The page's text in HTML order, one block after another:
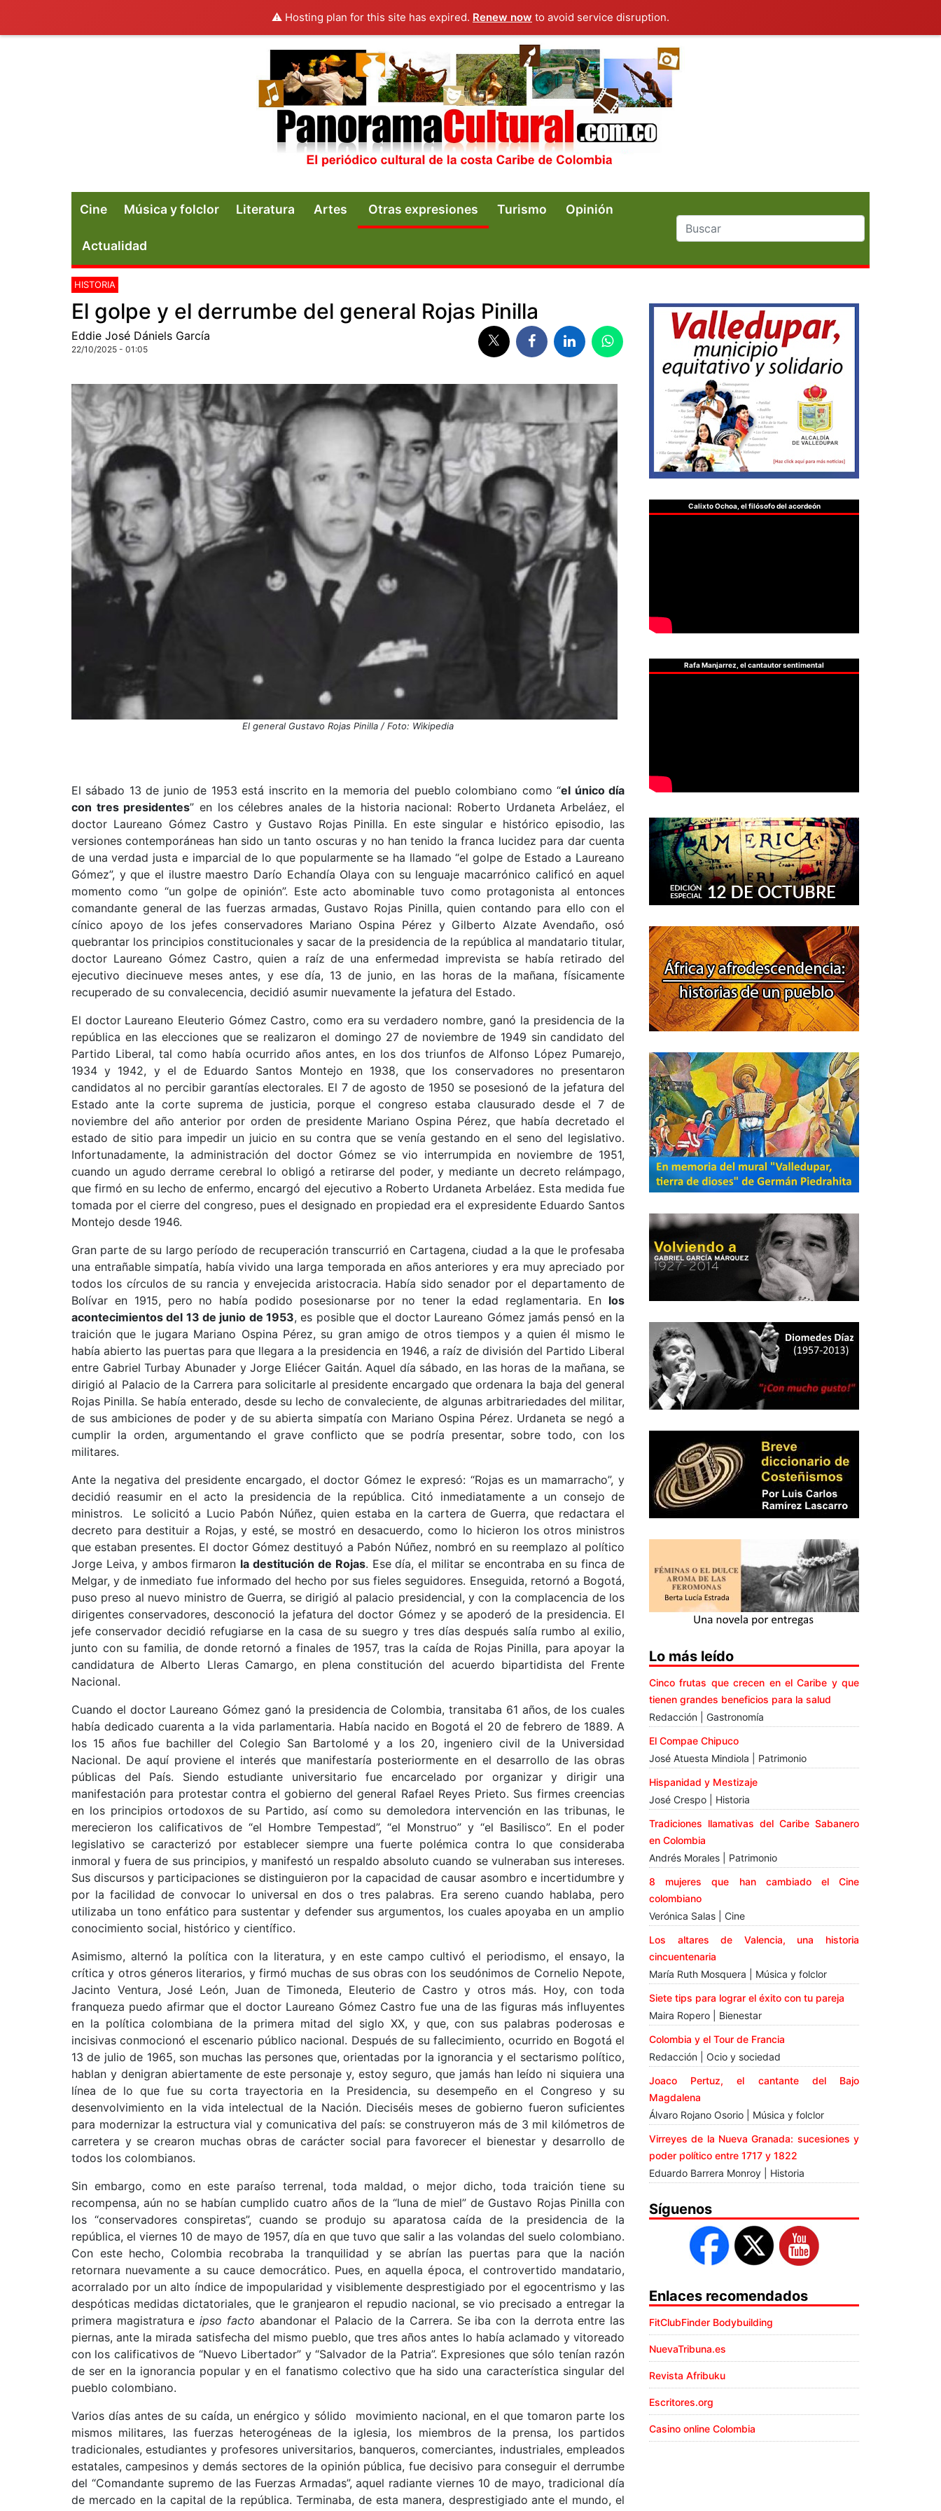
⚠️ Hosting plan for this site has expired. Renew now to avoid service disruption.
Cine Música y folclor Literatura Artes Otras expresiones Turismo Opinión
Actualidad
HISTORIA
El golpe y el derrumbe del general Rojas Pinilla
Eddie José Dániels García
22/10/2025 - 01:05
El general Gustavo Rojas Pinilla / Foto: Wikipedia
El sábado 13 de junio de 1953 está inscrito en la memoria del pueblo colombiano como “el único día
con tres presidentes” en los célebres anales de la historia nacional: Roberto Urdaneta Arbeláez, el
doctor Laureano Gómez Castro y Gustavo Rojas Pinilla. En este singular e histórico episodio, las
versiones contemporáneas han sido un tanto oscuras y no han tenido la franca lucidez para dar cuenta
de una verdad justa e imparcial de lo que popularmente se ha llamado “el golpe de Estado a Laureano
Gómez”, y que el ilustre maestro Darío Echandía Olaya con su lenguaje macarrónico calificó en aquel
momento como “un golpe de opinión”. Este acto abominable tuvo como protagonista al entonces
comandante general de las fuerzas armadas, Gustavo Rojas Pinilla, quien contando para ello con el
cínico apoyo de los jefes conservadores Mariano Ospina Pérez y Gilberto Alzate Avendaño, osó
quebrantar los principios constitucionales y sacar de la presidencia de la república al mandatario titular,
doctor Laureano Gómez Castro, quien a raíz de una enfermedad imprevista se había retirado del
ejecutivo diecinueve meses antes, y ese día, 13 de junio, en las horas de la mañana, físicamente
recuperado de su convalecencia, decidió asumir nuevamente la jefatura del Estado.
El doctor Laureano Eleuterio Gómez Castro, como era su verdadero nombre, ganó la presidencia de la
república en las elecciones que se realizaron el domingo 27 de noviembre de 1949 sin candidato del
Partido Liberal, tal como había ocurrido años antes, en los dos triunfos de Alfonso López Pumarejo,
1934 y 1942, y el de Eduardo Santos Montejo en 1938, que los conservadores no presentaron
candidatos al no percibir garantías electorales. El 7 de agosto de 1950 se posesionó de la jefatura del
Estado ante la corte suprema de justicia, porque el congreso estaba clausurado desde el 7 de
noviembre del año anterior por orden de presidente Mariano Ospina Pérez, que había decretado el
estado de sitio para impedir un juicio en su contra que se venía gestando en el seno del legislativo.
Infortunadamente, la administración del doctor Gómez se vio interrumpida en noviembre de 1951,
cuando un agudo derrame cerebral lo obligó a retirarse del poder, y mediante un decreto relámpago,
que firmó en su lecho de enfermo, encargó del ejecutivo a Roberto Urdaneta Arbeláez. Esta medida fue
tomada por el cierre del congreso, pues el designado en propiedad era el expresidente Eduardo Santos
Montejo desde 1946.
Gran parte de su largo período de recuperación transcurrió en Cartagena, ciudad a la que le profesaba
una entrañable simpatía, había vivido una larga temporada en años anteriores y era muy apreciado por
todos los círculos de su rancia y envejecida aristocracia. Había sido senador por el departamento de
Bolívar en 1915, pero no había podido posesionarse por no tener la edad reglamentaria. En los
acontecimientos del 13 de junio de 1953, es posible que el doctor Laureano Gómez jamás pensó en la
traición que le jugara Mariano Ospina Pérez, su gran amigo de otros tiempos y a quien él mismo le
había abierto las puertas para que llegara a la presidencia en 1946, a raíz de división del Partido Liberal
entre Gabriel Turbay Abunader y Jorge Eliécer Gaitán. Aquel día sábado, en las horas de la mañana, se
dirigió al Palacio de la Carrera para solicitarle al presidente encargado que ordenara la baja del general
Rojas Pinilla. Se había enterado, desde su lecho de convaleciente, de algunas arbitrariedades del militar,
de sus ambiciones de poder y de su abierta simpatía con Mariano Ospina Pérez. Urdaneta se negó a
cumplir la orden, argumentando el grave conflicto que se podría presentar, sobre todo, con los
militares.
Ante la negativa del presidente encargado, el doctor Gómez le expresó: “Rojas es un mamarracho”, y
decidió reasumir en el acto la presidencia de la república. Citó inmediatamente a un consejo de
ministros. Le solicitó a Lucio Pabón Núñez, quien estaba en la cartera de Guerra, que redactara el
decreto para destituir a Rojas, y esté, se mostró en desacuerdo, como lo hicieron los otros ministros
que estaban presentes. El doctor Gómez destituyó a Pabón Núñez, nombró en su reemplazo al político
Jorge Leiva, y ambos firmaron la destitución de Rojas. Ese día, el militar se encontraba en su finca de
Melgar, y de inmediato fue informado del hecho por sus fieles seguidores. Enseguida, retornó a Bogotá,
puso preso al nuevo ministro de Guerra, se dirigió al palacio presidencial, y con la complacencia de los
dirigentes conservadores, desconoció la jefatura del doctor Gómez y se apoderó de la presidencia. El
jefe conservador decidió refugiarse en la casa de su suegro y tres días después salía rumbo al exilio,
junto con su familia, de donde retornó a finales de 1957, tras la caída de Rojas Pinilla, para apoyar la
candidatura de Alberto Lleras Camargo, en plena constitución del acuerdo bipartidista del Frente
Nacional.
Cuando el doctor Laureano Gómez ganó la presidencia de Colombia, transitaba 61 años, de los cuales
había dedicado cuarenta a la vida parlamentaria. Había nacido en Bogotá el 20 de febrero de 1889. A
los 15 años fue bachiller del Colegio San Bartolomé y a los 20, ingeniero civil de la Universidad
Nacional. De aquí proviene el interés que manifestaría posteriormente en el desarrollo de las obras
públicas del País. Siendo estudiante universitario fue encarcelado por organizar y dirigir una
manifestación para protestar contra el gobierno del general Rafael Reyes Prieto. Sus firmes creencias
en los principios ortodoxos de su Partido, así como su demoledora intervención en las tribunas, le
merecieron los calificativos de “el Hombre Tempestad”, “el Monstruo” y “el Basilisco”. En el poder
legislativo se caracterizó por establecer siempre una fuerte polémica contra lo que consideraba
inmoral y fuera de sus principios, y manifestó un respaldo absoluto cuando se vulneraban sus intereses.
Sus discursos y participaciones se distinguieron por la capacidad de causar asombro e incertidumbre y
por la facilidad de convocar lo universal en dos o tres palabras. Era sereno cuando hablaba, pero
utilizaba un tono enfático para sustentar y defender sus argumentos, los cuales apoyaba en un amplio
conocimiento social, histórico y científico.
Asimismo, alternó la política con la literatura, y en este campo cultivó el periodismo, el ensayo, la
crítica y otros géneros literarios, y firmó muchas de sus obras con los seudónimos de Cornelio Nepote,
Jacinto Ventura, José León, Juan de Timoneda, Eleuterio de Castro y otros más. Hoy, con toda
franqueza puedo afirmar que el doctor Laureano Gómez Castro fue una de las figuras más influyentes
en la política colombiana de la primera mitad del siglo XX, y que, con sus palabras poderosas e
incisivas conmocionó el escenario público nacional. Después de su fallecimiento, ocurrido en Bogotá el
13 de julio de 1965, son muchas las persones que, orientadas por la ignorancia y el sectarismo político,
hablan y denigran abiertamente de este personaje y, estoy seguro, que jamás han leído ni siquiera una
línea de lo que fue su corta trayectoria en la Presidencia, su desempeño en el Congreso y su
desenvolvimiento en la vida intelectual de la Nación. Dieciséis meses de gobierno fueron suficientes
para modernizar la estructura vial y comunicativa del país: se construyeron más de 3 mil kilómetros de
carretera y se crearon muchas obras de carácter social para favorecer el bienestar y desarrollo de
todos los colombianos.
Sin embargo, como en este paraíso terrenal, toda maldad, o mejor dicho, toda traición tiene su
recompensa, aún no se habían cumplido cuatro años de la “luna de miel” de Gustavo Rojas Pinilla con
los “conservadores conspiretas”, cuando se produjo su aparatosa caída de la presidencia de la
república, el viernes 10 de mayo de 1957, día en que tuvo que salir a las volandas del suelo colombiano.
Con este hecho, Colombia recobraba la tranquilidad y se abrían las puertas para que la nación
retornara nuevamente a su cauce democrático. Pues, en aquella época, el controvertido mandatario,
acorralado por un alto índice de impopularidad y visiblemente desprestigiado por el egocentrismo y las
despóticas medidas dictatoriales, que le granjearon el repudio nacional, se vio precisado a entregar la
primera magistratura eipso facto abandonar el Palacio de la Carrera. Se iba con la derrota entre las
piernas, ante la mirada satisfecha del mismo pueblo, que tres años antes lo había aclamado y vitoreado
con los calificativos de “Nuevo Libertador” y “Salvador de la Patria”. Expresiones que sólo tenían razón
de ser en la ignorancia popular y en el fanatismo colectivo que ha sido una característica singular del
pueblo colombiano.
Varios días antes de su caída, un enérgico y sólido movimiento nacional, en el que tomaron parte los
mismos militares, las fuerzas heterogéneas de la iglesia, los miembros de la prensa, los partidos
tradicionales, estudiantes y profesores universitarios, banqueros, comerciantes, industriales, empleados
estatales, campesinos y demás sectores de la opinión pública, fue decisivo para conseguir el derrumbe
del “Comandante supremo de las Fuerzas Armadas”, aquel radiante viernes 10 de mayo, tradicional día
de mercado en la capital de la república. Terminaba, de esta manera, desprestigiado ante el mundo, el
Calixto Ochoa, el filósofo del acordeón
Rafa Manjarrez, el cantautor sentimental
Lo más leído
Cinco frutas que crecen en el Caribe y que
tienen grandes beneficios para la salud
Redacción | Gastronomía
El Compae Chipuco
José Atuesta Mindiola | Patrimonio
Hispanidad y Mestizaje
José Crespo | Historia
Tradiciones llamativas del Caribe Sabanero
en Colombia
Andrés Morales | Patrimonio
8 mujeres que han cambiado el Cine
colombiano
Verónica Salas | Cine
Los altares de Valencia, una historia
cincuentenaria
María Ruth Mosquera | Música y folclor
Siete tips para lograr el éxito con tu pareja
Maira Ropero | Bienestar
Colombia y el Tour de Francia
Redacción | Ocio y sociedad
Joaco Pertuz, el cantante del Bajo
Magdalena
Álvaro Rojano Osorio | Música y folclor
Virreyes de la Nueva Granada: sucesiones y
poder político entre 1717 y 1822
Eduardo Barrera Monroy | Historia
Síguenos
Enlaces recomendados
FitClubFinder Bodybuilding
NuevaTribuna.es
Revista Afribuku
Escritores.org
Casino online Colombia